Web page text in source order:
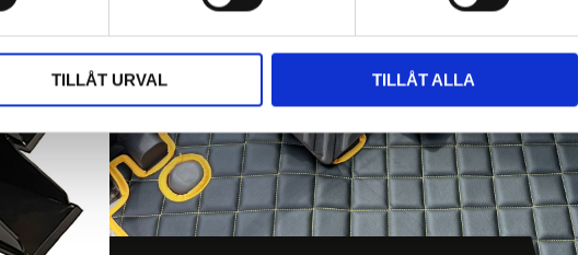
TILLÅT URVAL TILLÅT ALLA